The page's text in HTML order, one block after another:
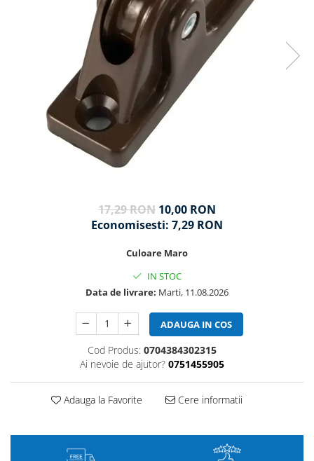
17,29 RON 10,00 RON
Economisesti: 7,29 RON
Culoare Maro
IN STOC
Data de livrare: Marti, 11.08.2026
ADAUGA IN COS
Cod Produs: 0704384302315
Ai nevoie de ajutor? 0751455905
Adauga la Favorite Cere informatii